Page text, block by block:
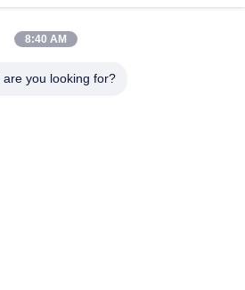
की सदस्यता लें।
8:40 AM
you looking for?